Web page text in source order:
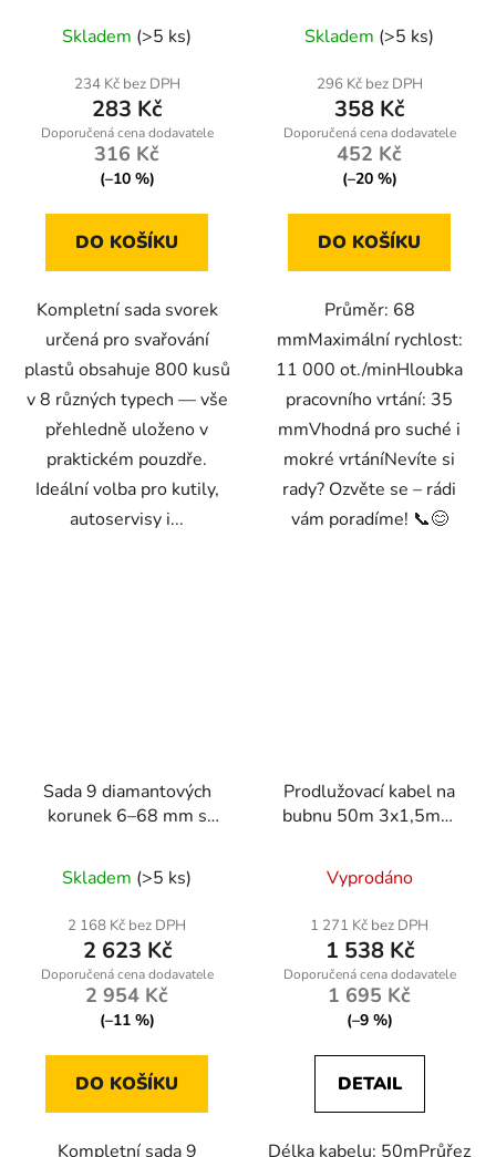
Skladem (>5 ks)
234 Kč bez DPH
283 Kč
316 Kč
(–10 %)
DO KOŠÍKU
Kompletní sada svorek
určená pro svařování
plastů obsahuje 800 kusů
v 8 různých typech — vše
přehledně uloženo v
praktickém pouzdře.
Ideální volba pro kutily,
autoservisy i...
Skladem (>5 ks)
296 Kč bez DPH
358 Kč
452 Kč
(–20 %)
DO KOŠÍKU
Průměr: 68
mmMaximální rychlost:
11 000 ot./minHloubka
pracovního vrtání: 35
mmVhodná pro suché i
mokré vrtáníNevíte si
rady? Ozvěte se – rádi
vám poradíme! 📞😊
Sada 9 diamantových
korunek 6–68 mm s
Skladem (>5 ks)
2 168 Kč bez DPH
2 623 Kč
2 954 Kč
(–11 %)
DO KOŠÍKU
Kompletní sada 9
Prodlužovací kabel na
bubnu 50m 3x1,5mm
Vyprodáno
1 271 Kč bez DPH
1 538 Kč
1 695 Kč
(–9 %)
DETAIL
Délka kabelu: 50mPrůřez